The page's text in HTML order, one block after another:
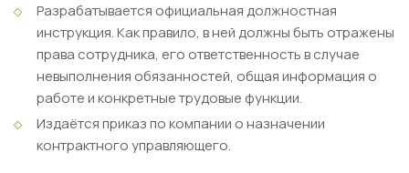
Разрабатывается официальная должностная
инструкция. Как правило, в ней должны быть отражены
права сотрудника, его ответственность в случае
невыполнения обязанностей, общая информация о
работе и конкретные трудовые функции.
Издаётся приказ по компании о назначении
контрактного управляющего.